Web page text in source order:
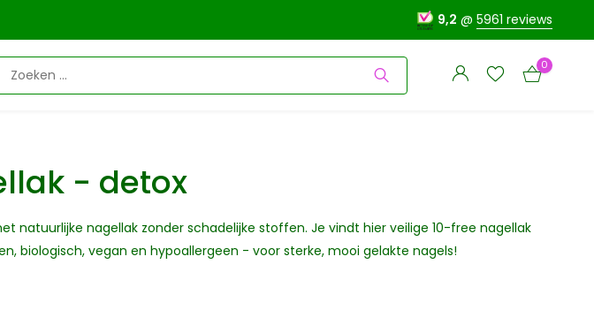
9,2 @ 5961 reviews
Account
aanmaken
Account
aanmaken
0
- detox
natuurlijke nagellak zonder schadelijke stoffen. Je vindt hier veilige 10-free nagellak
biologisch, vegan en hypoallergeen - voor sterke, mooi gelakte nagels!